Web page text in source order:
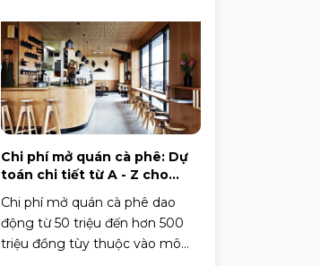
Chi phí mở quán cà phê: Dự
toán chi tiết từ A - Z cho
Chi phí mở quán cà phê dao
động từ 50 triệu đến hơn 500
triệu đồng tùy thuộc vào mô